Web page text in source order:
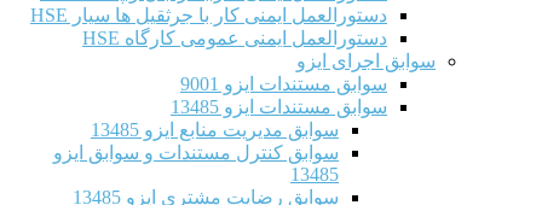
دستورالعمل ایمنی کار با جرثقیل ها سیار HSE
دستورالعمل ایمنی عمومی کارگاه HSE
سوابق اجرای ایزو
سوابق مستندات ایزو 9001
سوابق مستندات ایزو 13485
سوابق مدیریت منابع ایزو 13485
سوابق کنترل مستندات و سوابق ایزو
13485
سوابق رضایت مشتری ایزو 13485